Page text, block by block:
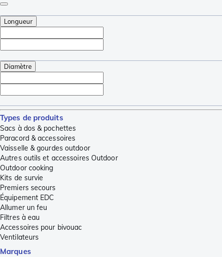
Longueur
Diamètre
Types de produits
Sacs à dos & pochettes
Paracord & accessoires
Vaisselle & gourdes outdoor
Autres outils et accessoires Outdoor
Outdoor cooking
Kits de survie
Premiers secours
Équipement EDC
Allumer un feu
Filtres à eau
Accessoires pour bivouac
Ventilateurs
Marques